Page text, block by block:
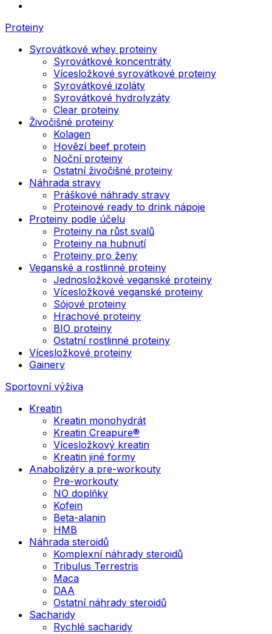
Proteiny
Syrovátkové whey proteiny
Syrovátkové koncentráty
Vícesložkové syrovátkové proteiny
Syrovátkové izoláty
Syrovátkové hydrolyzáty
Clear proteiny
Živočišné proteiny
Kolagen
Hovězí beef protein
Noční proteiny
Ostatní živočišné proteiny
Náhrada stravy
Práškové náhrady stravy
Proteinové ready to drink nápoje
Proteiny podle účelu
Proteiny na růst svalů
Proteiny na hubnutí
Proteiny pro ženy
Veganské a rostlinné proteiny
Jednosložkové veganské proteiny
Vícesložkové veganské proteiny
Sójové proteiny
Hrachové proteiny
BIO proteiny
Ostatní rostlinné proteiny
Vícesložkové proteiny
Gainery
Sportovní výživa
Kreatin
Kreatin monohydrát
Kreatin Creapure®
Vícesložkový kreatin
Kreatin jiné formy
Anabolizéry a pre-workouty
Pre-workouty
NO doplňky
Kofein
Beta-alanin
HMB
Náhrada steroidů
Komplexní náhrady steroidů
Tribulus Terrestris
Maca
DAA
Ostatní náhrady steroidů
Sacharidy
Rychlé sacharidy